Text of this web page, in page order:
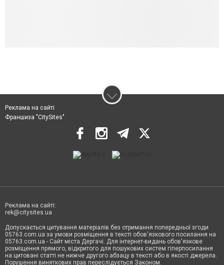
Реклама на сайті
Франшиза "CitySites"
Реклама на сайті:
rek@citysites.ua
Допускається цитування матеріалів без отримання попередньої згоди
05763.com.ua за умови розміщення в тексті обов'язкового посилання на
05763.com.ua - Сайт міста Дергачі. Для інтернет-видань обов'язкове
розміщення прямого, відкритого для пошукових систем гіперпосилання
на цитовані статті не нижче другого абзацу в тексті або в якості джерела.
Порушення виняткових прав переслідується Законом.